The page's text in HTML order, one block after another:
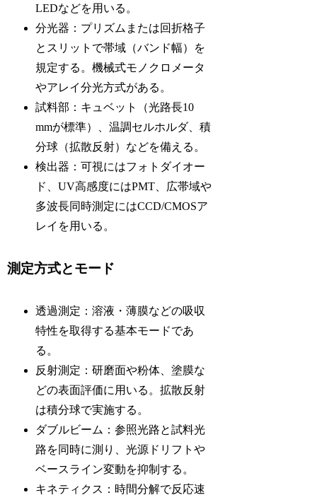
LEDなどを用いる。
分光器：プリズムまたは回折格子
とスリットで帯域（バンド幅）を
規定する。機械式モノクロメータ
やアレイ分光方式がある。
試料部：キュベット（光路長10
mmが標準）、温調セルホルダ、積
分球（拡散反射）などを備える。
検出器：可視にはフォトダイオー
ド、UV高感度にはPMT、広帯域や
多波長同時測定にはCCD/CMOSア
レイを用いる。
測定方式とモード
透過測定：溶液・薄膜などの吸収
特性を取得する基本モードであ
る。
反射測定：研磨面や粉体、塗膜な
どの表面評価に用いる。拡散反射
は積分球で実施する。
ダブルビーム：参照光路と試料光
路を同時に測り、光源ドリフトや
ベースライン変動を抑制する。
キネティクス：時間分解で反応速